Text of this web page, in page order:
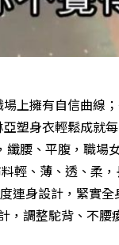
上擁有自信曲線
亞塑身衣輕鬆成就
纖腰、平腹，職場
輕、薄、透、柔
連身設計，緊實
，調整駝背、不腰